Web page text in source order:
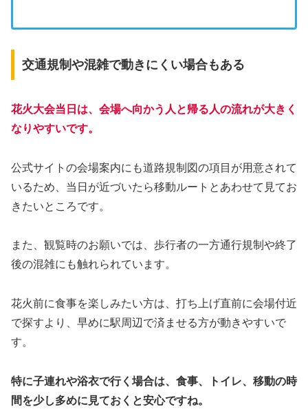
交通規制や混雑で動きにくい場合もある
花火大会当日は、会場へ向かう人と帰る人の流れが大きく
なりやすいです。
公式サイトの会場案内にも道路規制図の項目が用意されて
いるため、当日が近づいたら移動ルートとあわせて見てお
きたいところです。
また、観覧時のお願いでは、歩行者の一方通行規制や終了
後の混雑にも触れられています。
花火前に食事を楽しみたい方は、打ち上げ直前に会場付近
で探すより、早めに駅周辺で済ませる方が動きやすいで
す。
特に子連れや浴衣で行く場合は、食事、トイレ、移動の時
間を少し多めに見ておくと安心ですね。